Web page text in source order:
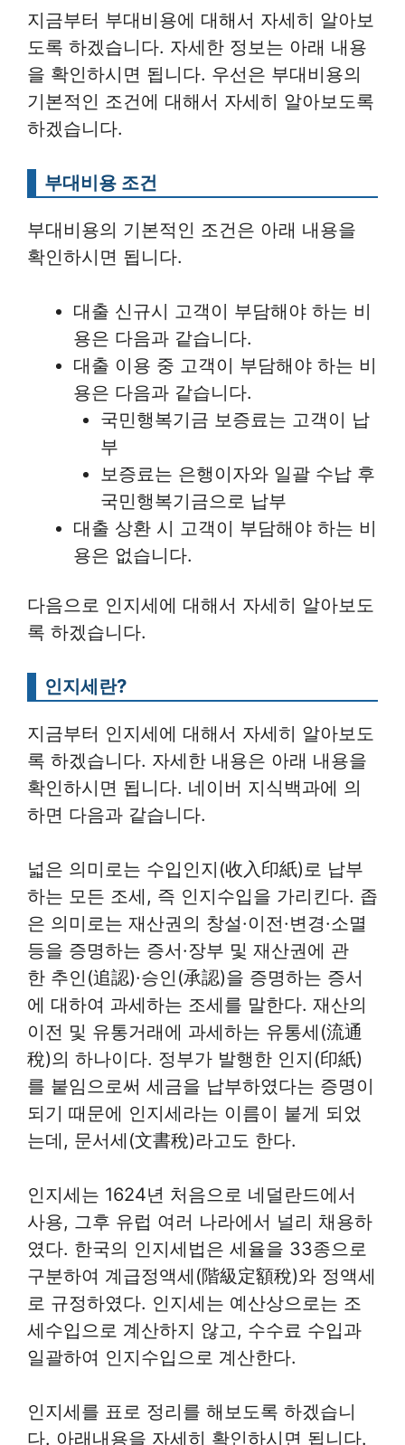
지금부터 부대비용에 대해서 자세히 알아보
도록 하겠습니다. 자세한 정보는 아래 내용
을 확인하시면 됩니다. 우선은 부대비용의
기본적인 조건에 대해서 자세히 알아보도록
하겠습니다.
부대비용 조건
부대비용의 기본적인 조건은 아래 내용을
확인하시면 됩니다.
대출 신규시 고객이 부담해야 하는 비
용은 다음과 같습니다.
대출 이용 중 고객이 부담해야 하는 비
용은 다음과 같습니다.
국민행복기금 보증료는 고객이 납
부
보증료는 은행이자와 일괄 수납 후
국민행복기금으로 납부
대출 상환 시 고객이 부담해야 하는 비
용은 없습니다.
다음으로 인지세에 대해서 자세히 알아보도
록 하겠습니다.
인지세란?
지금부터 인지세에 대해서 자세히 알아보도
록 하겠습니다. 자세한 내용은 아래 내용을
확인하시면 됩니다. 네이버 지식백과에 의
하면 다음과 같습니다.
넓은 의미로는 수입인지(收入印紙)로 납부
하는 모든 조세, 즉 인지수입을 가리킨다. 좁
은 의미로는 재산권의 창설·이전·변경·소멸
등을 증명하는 증서·장부 및 재산권에 관
한 추인(追認)·승인(承認)을 증명하는 증서
에 대하여 과세하는 조세를 말한다. 재산의
이전 및 유통거래에 과세하는 유통세(流通
稅)의 하나이다. 정부가 발행한 인지(印紙)
를 붙임으로써 세금을 납부하였다는 증명이
되기 때문에 인지세라는 이름이 붙게 되었
는데, 문서세(文書稅)라고도 한다.
인지세는 1624년 처음으로 네덜란드에서
사용, 그후 유럽 여러 나라에서 널리 채용하
였다. 한국의 인지세법은 세율을 33종으로
구분하여 계급정액세(階級定額稅)와 정액세
로 규정하였다. 인지세는 예산상으로는 조
세수입으로 계산하지 않고, 수수료 수입과
일괄하여 인지수입으로 계산한다.
인지세를 표로 정리를 해보도록 하겠습니
다. 아래내용을 자세히 확인하시면 됩니다.